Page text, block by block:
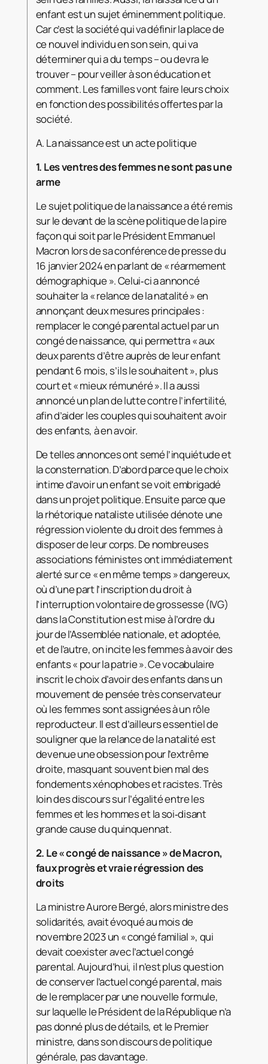
enfant est un sujet éminemment politique.
Car c’est la société qui va définir la place de
ce nouvel individu en son sein, qui va
déterminer qui a du temps – ou devra le
trouver – pour veiller à son éducation et
comment. Les familles vont faire leurs choix
en fonction des possibilités offertes par la
société.
A. La naissance est un acte politique
1. Les ventres des femmes ne sont pas une
arme
Le sujet politique de la naissance a été remis
sur le devant de la scène politique de la pire
façon qui soit par le Président Emmanuel
Macron lors de sa conférence de presse du
16 janvier 2024 en parlant de « réarmement
démographique ». Celui‑ci a annoncé
souhaiter la « relance de la natalité » en
annonçant deux mesures principales :
remplacer le congé parental actuel par un
congé de naissance, qui permettra « aux
deux parents d’être auprès de leur enfant
pendant 6 mois, s’ils le souhaitent », plus
court et « mieux rémunéré ». Il a aussi
annoncé un plan de lutte contre l’infertilité,
afin d’aider les couples qui souhaitent avoir
des enfants, à en avoir.
De telles annonces ont semé l’inquiétude et
la consternation. D’abord parce que le choix
intime d’avoir un enfant se voit embrigadé
dans un projet politique. Ensuite parce que
la rhétorique nataliste utilisée dénote une
régression violente du droit des femmes à
disposer de leur corps. De nombreuses
associations féministes ont immédiatement
alerté sur ce « en même temps » dangereux,
où d’une part l’inscription du droit à
l’interruption volontaire de grossesse (IVG)
dans la Constitution est mise à l’ordre du
jour de l’Assemblée nationale, et adoptée,
et de l’autre, on incite les femmes à avoir des
enfants « pour la patrie ». Ce vocabulaire
inscrit le choix d’avoir des enfants dans un
mouvement de pensée très conservateur
où les femmes sont assignées à un rôle
reproducteur. Il est d’ailleurs essentiel de
souligner que la relance de la natalité est
devenue une obsession pour l’extrême
droite, masquant souvent bien mal des
fondements xénophobes et racistes. Très
loin des discours sur l’égalité entre les
femmes et les hommes et la soi‑disant
grande cause du quinquennat.
2. Le «congé de naissance» de Macron,
faux progrès et vraie régression des
droits
La ministre Aurore Bergé, alors ministre des
solidarités, avait évoqué au mois de
novembre 2023 un « congé familial », qui
devait coexister avec l’actuel congé
parental. Aujourd’hui, il n’est plus question
de conserver l’actuel congé parental, mais
de le remplacer par une nouvelle formule,
sur laquelle le Président de la République n’a
pas donné plus de détails, et le Premier
ministre, dans son discours de politique
générale, pas davantage.